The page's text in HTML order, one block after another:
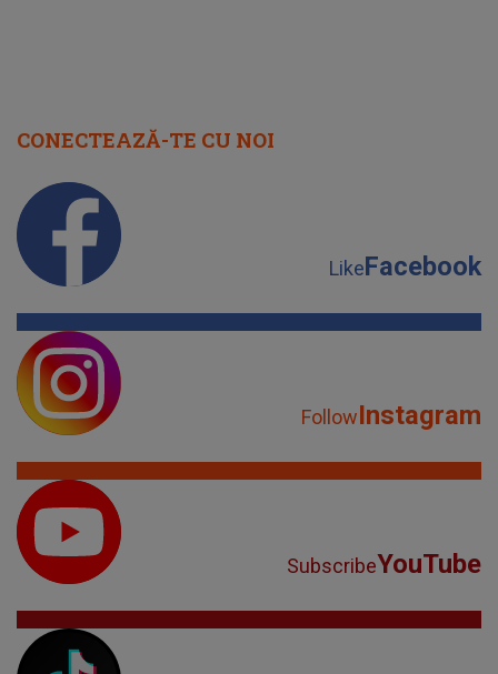
CONECTEAZĂ-TE CU NOI
LikeFacebook
FollowInstagram
SubscribeYouTube